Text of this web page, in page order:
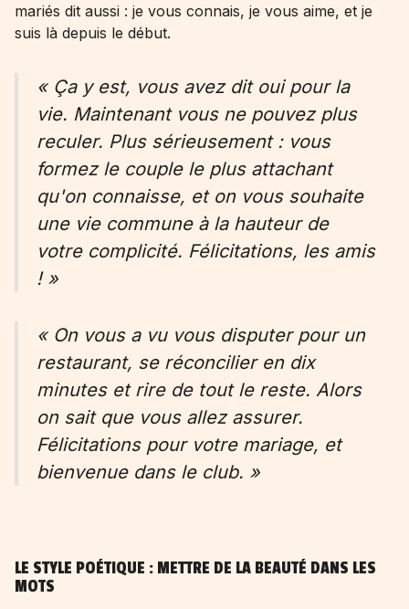
mariés dit aussi : je vous connais, je vous aime, et je
suis là depuis le début.
« Ça y est, vous avez dit oui pour la
vie. Maintenant vous ne pouvez plus
reculer. Plus sérieusement : vous
formez le couple le plus attachant
qu'on connaisse, et on vous souhaite
une vie commune à la hauteur de
votre complicité. Félicitations, les amis
! »
« On vous a vu vous disputer pour un
restaurant, se réconcilier en dix
minutes et rire de tout le reste. Alors
on sait que vous allez assurer.
Félicitations pour votre mariage, et
bienvenue dans le club. »
LE STYLE POÉTIQUE : METTRE DE LA BEAUTÉ DANS LES
MOTS